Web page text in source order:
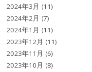
2024年3月 (11)
2024年2月 (7)
2024年1月 (11)
2023年12月 (11)
2023年11月 (6)
2023年10月 (8)